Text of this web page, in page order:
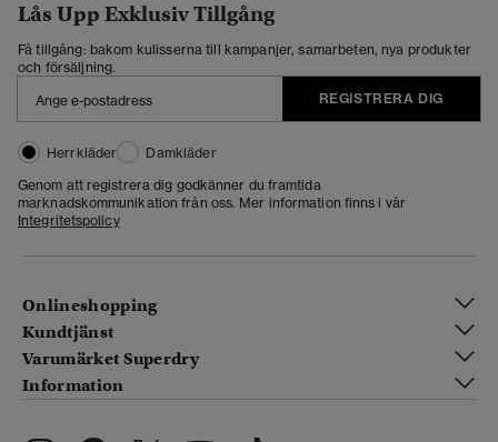
Lås Upp Exklusiv Tillgång
Få tillgång: bakom kulisserna till kampanjer, samarbeten, nya produkter
och försäljning.
REGISTRERA DIG
Herrkläder
Damkläder
Genom att registrera dig godkänner du framtida
marknadskommunikation från oss. Mer information finns i vår
Integritetspolicy
Onlineshopping
Kundtjänst
Varumärket Superdry
Information